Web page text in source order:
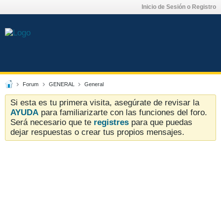
Inicio de Sesión o Registro
Forum GENERAL General
Si esta es tu primera visita, asegúrate de revisar la
AYUDA para familiarizarte con las funciones del foro.
Será necesario que te registres para que puedas
dejar respuestas o crear tus propios mensajes.